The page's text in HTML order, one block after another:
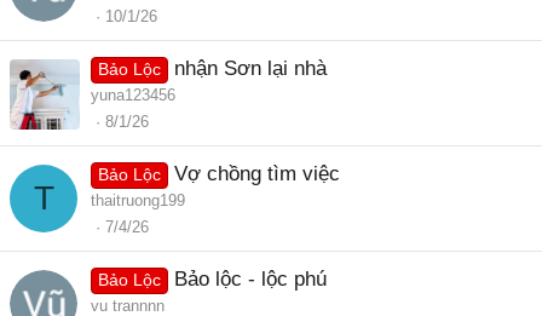
10/1/26
Bảo Lộc nhận Sơn lại nhà
yuna123456
8/1/26
T
Bảo Lộc Vợ chồng tìm việc
thaitruong199
7/4/26
Bảo Lộc Bảo lộc - lộc phú
vu trannnn